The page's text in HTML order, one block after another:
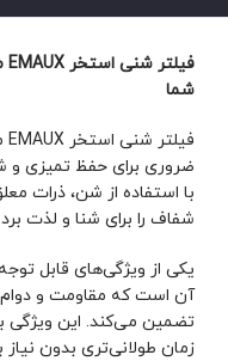
شما
ضروری برای حفظ تمیزی
با استفاده از شن، ذرات
شفاف را برای شنا و لذت
یکی از ویژگی‌های قابل
آن است که مقاومت و دوام
تضمین می‌کند. این ویژگی
زمان طولانی‌تری بدون نیاز